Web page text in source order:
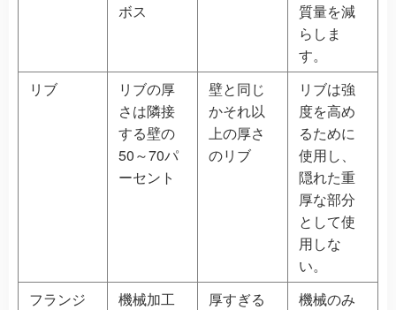
ボス
質量を減
らしま
す。
リブ
リブの厚
さは隣接
する壁の
50～70パ
ーセント
壁と同じ
かそれ以
上の厚さ
のリブ
リブは強
度を高め
るために
使用し、
隠れた重
厚な部分
として使
用しな
い。
フランジ
機械加工
厚すぎる
機械のみ